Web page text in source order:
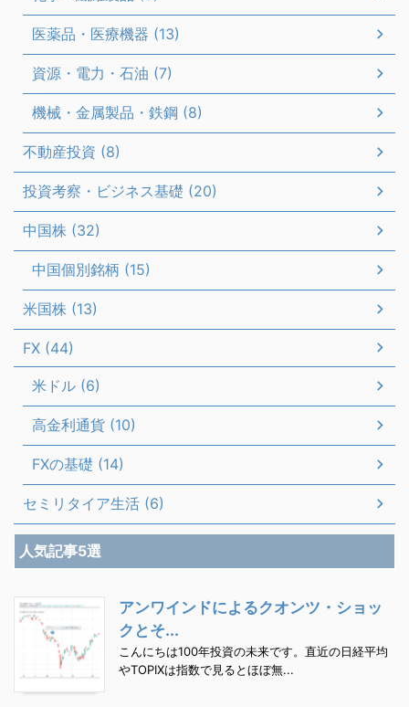
医薬品・医療機器 (13)
資源・電力・石油 (7)
機械・金属製品・鉄鋼 (8)
不動産投資 (8)
投資考察・ビジネス基礎 (20)
中国株 (32)
中国個別銘柄 (15)
米国株 (13)
FX (44)
米ドル (6)
高金利通貨 (10)
FXの基礎 (14)
セミリタイア生活 (6)
人気記事5選
アンワインドによるクオンツ・ショッ
クとそ...
こんにちは100年投資の未来です。直近の日経平均
やTOPIXは指数で見るとほぼ無...